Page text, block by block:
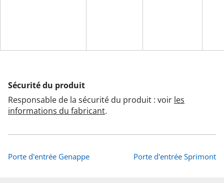
Sécurité du produit
Responsable de la sécurité du produit : voir les
informations du fabricant.
Porte d'entrée Genappe Porte d'entrée Sprimont